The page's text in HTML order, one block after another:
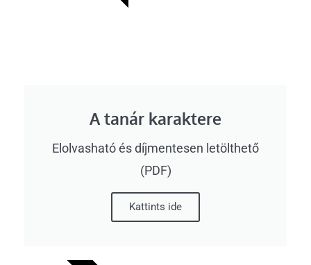
A tanár karaktere
Elolvasható és díjmentesen letölthető
(PDF)
Kattints ide